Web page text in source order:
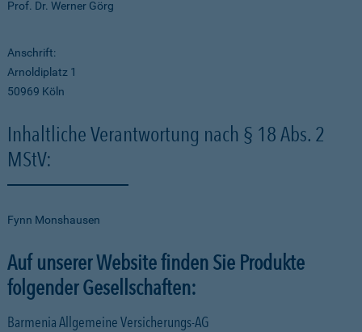
Prof. Dr. Werner Görg
Anschrift:
Arnoldiplatz 1
50969 Köln
Inhaltliche Verantwortung nach § 18 Abs. 2
MStV:
Fynn Monshausen
Auf unserer Website finden Sie Produkte
folgender Gesellschaften:
Barmenia Allgemeine Versicherungs-AG